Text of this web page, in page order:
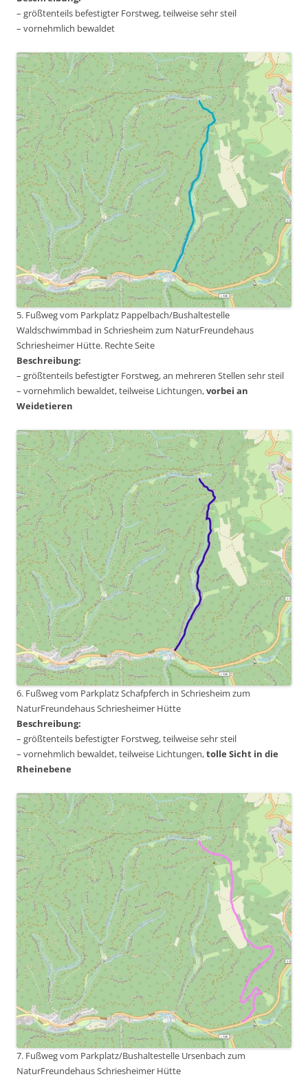
– größtenteils befestigter Forstweg, teilweise sehr steil
– vornehmlich bewaldet
5. Fußweg vom Parkplatz Pappelbach/Bushaltestelle
Waldschwimmbad in Schriesheim zum NaturFreundehaus
Schriesheimer Hütte. Rechte Seite
Beschreibung:
– größtenteils befestigter Forstweg, an mehreren Stellen sehr steil
– vornehmlich bewaldet, teilweise Lichtungen,vorbei an
Weidetieren
6. Fußweg vom Parkplatz Schafpferch in Schriesheim zum
NaturFreundehaus Schriesheimer Hütte
Beschreibung:
– größtenteils befestigter Forstweg, teilweise sehr steil
– vornehmlich bewaldet, teilweise Lichtungen,tolle Sicht in die
Rheinebene
7. Fußweg vom Parkplatz/Bushaltestelle Ursenbach zum
NaturFreundehaus Schriesheimer Hütte